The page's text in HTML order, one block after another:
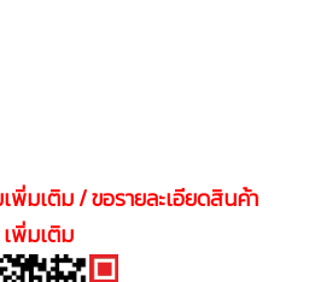
พิ่มเติม / ขอรายละเอียดสินค้า
เพิ่มเติม